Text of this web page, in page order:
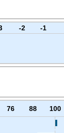
-2 -1
76 88 100